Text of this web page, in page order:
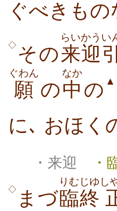
ぐべきもの
◇ その来迎
らいかう い
願
ぐわん
の中
なか
の ▲
に､ おほく
・来迎 ・
◇ まづ臨終
りむじゆ し